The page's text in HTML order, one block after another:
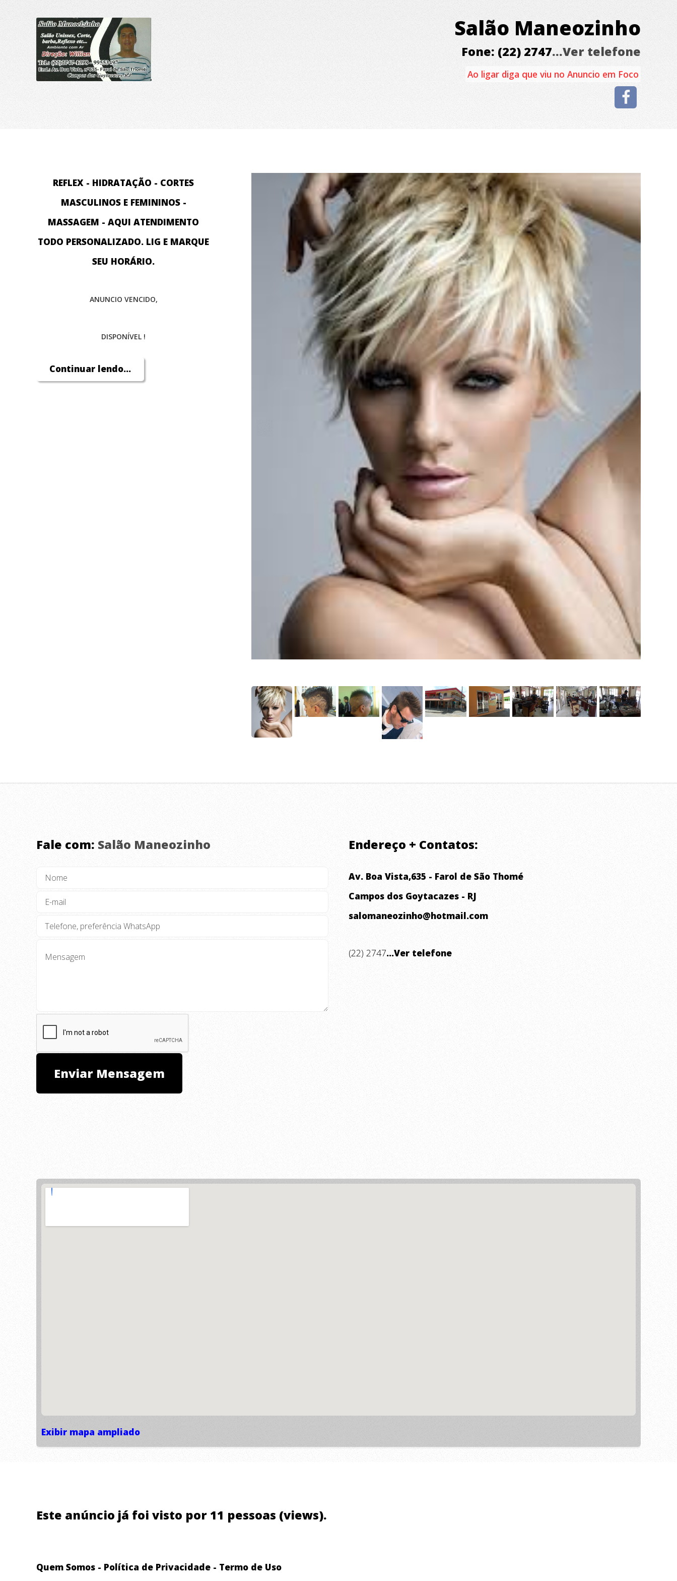
Salão Maneozinho
Fone: (22) 2747...Ver telefone
Ao ligar diga que viu no Anuncio em Foco
REFLEX - HIDRATAÇÃO - CORTES
MASCULINOS E FEMININOS -
MASSAGEM - AQUI ATENDIMENTO
TODO PERSONALIZADO. LIG E MARQUE
SEU HORÁRIO.
ANUNCIO VENCIDO,
DISPONÍVEL !
Continuar lendo...
Fale com: Salão Maneozinho Endereço + Contatos:
Av. Boa Vista,635 - Farol de São Thomé
Campos dos Goytacazes - RJ
salomaneozinho@hotmail.com
(22) 2747...Ver telefone
Exibir mapa ampliado
Este anúncio já foi visto por 11 pessoas (views).
Quem Somos - Política de Privacidade - Termo de Uso